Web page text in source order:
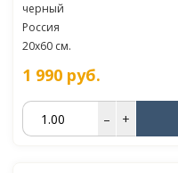
черный
Россия
20x60 см.
1 990 руб.
– +